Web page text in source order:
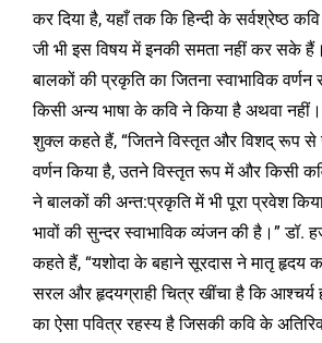
कर दिया है, यहाँ तक कि हिन्दी के सर्वश्रेष्ठ
जी भी इस विषय में इनकी समता नहीं कर सके
बालकों की प्रकृति का जितना स्वाभाविक
किसी अन्य भाषा के कवि ने किया है अथवा
शुक्ल कहते हैं, “जितने विस्तृत और विशद् रूप से
वर्णन किया है, उतने विस्तृत रूप में और किसी
ने बालकों की अन्त:प्रकृति में भी पूरा प्रवेश
भावों की सुन्दर स्वाभाविक व्यंजन की है।” डॉ.
कहते हैं, “यशोदा के बहाने सूरदास ने मातृ हृदय
सरल और हृदयग्राही चित्र खींचा है कि आश्चर्य
का ऐसा पवित्र रहस्य है जिसकी कवि के